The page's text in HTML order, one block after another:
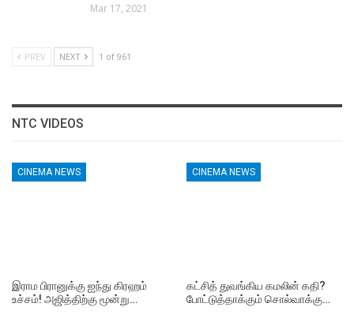
Mar 17, 2021
PREV NEXT 1 of 961
NTC VIDEOS
CINEMA NEWS
இராம பிரானுக்கு ஐந்து கிரஹம்
உச்சம்! அஜித்திற்கு மூன்று…
CINEMA NEWS
கட்சித் துவங்கிய கமலின் கதி?
போட்டுத்தாக்கும் சொல்வாக்கு…